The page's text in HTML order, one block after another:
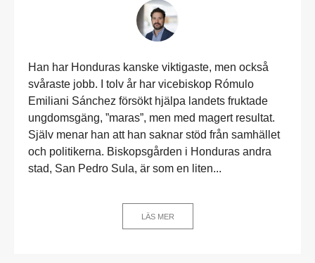
Han har Honduras kanske viktigaste, men också
svåraste jobb. I tolv år har vicebiskop Rómulo
Emiliani Sánchez försökt hjälpa landets fruktade
ungdomsgäng, ”maras”, men med magert resultat.
Själv menar han att han saknar stöd från samhället
och politikerna. Biskopsgården i Honduras andra
stad, San Pedro Sula, är som en liten...
LÄS MER